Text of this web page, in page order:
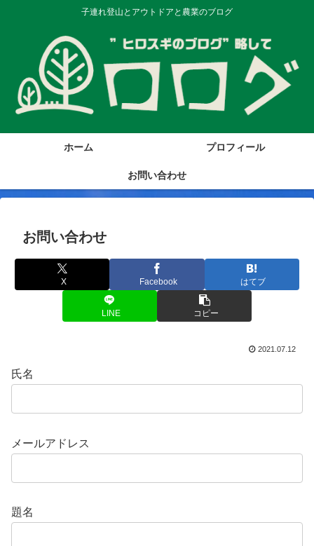
子連れ登山とアウトドアと農業のブログ
ホーム プロフィール
お問い合わせ
お問い合わせ
X Facebook はてブ
LINE コピー
2021.07.12
氏名
メールアドレス
題名